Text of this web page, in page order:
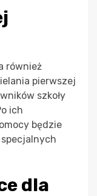
również
pierwszej
szkoły
ich
będzie
dla